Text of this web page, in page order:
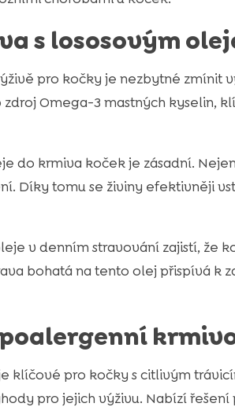
s lososovým
pro kočky je nezbytné zmínit
Omega-3 mastných kyselin,
do krmiva koček je zásadní.
Díky tomu se živiny efektivněji
v denním stravování zajistí, že
bohatá na tento olej přispívá k
klíčové pro kočky s citlivým
pro jejich výživu. Nabízí